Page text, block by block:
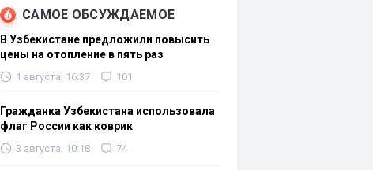
САМОЕ ОБСУЖДАЕМОЕ
В Узбекистане предложили повысить
цены на отопление в пять раз
1 августа, 16:37 101
Гражданка Узбекистана использовала
флаг России как коврик
3 августа, 10:18 74